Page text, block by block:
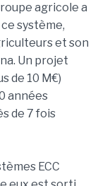
agricole a
système,
et son
Un projet
de 10 M€)
années
de 7 fois
ECC